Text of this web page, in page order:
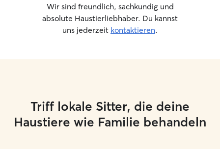
Wir sind freundlich, sachkundig und
absolute Haustierliebhaber. Du kannst
uns jederzeit kontaktieren.
Triff lokale Sitter, die deine
Haustiere wie Familie behandeln